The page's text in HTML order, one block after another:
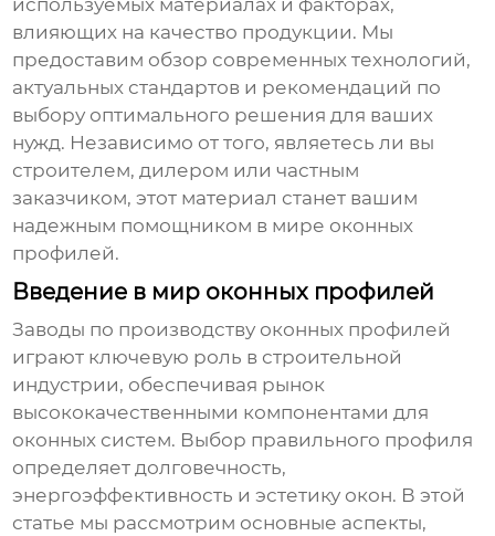
используемых материалах и факторах,
влияющих на качество продукции. Мы
предоставим обзор современных технологий,
актуальных стандартов и рекомендаций по
выбору оптимального решения для ваших
нужд. Независимо от того, являетесь ли вы
строителем, дилером или частным
заказчиком, этот материал станет вашим
надежным помощником в мире оконных
профилей.
Введение в мир оконных профилей
Заводы по производству оконных профилей
играют ключевую роль в строительной
индустрии, обеспечивая рынок
высококачественными компонентами для
оконных систем. Выбор правильного профиля
определяет долговечность,
энергоэффективность и эстетику окон. В этой
статье мы рассмотрим основные аспекты,